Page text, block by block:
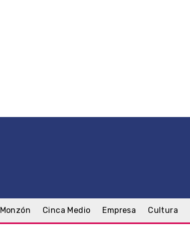
Monzón Cinca Medio Empresa Cultura